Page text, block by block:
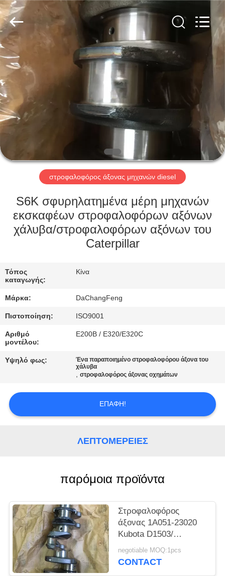
ΑΡΧΙΚΉ
ΣΕΛΊΔΑ
ΠΡΟΪΌΝΤΑ
ΣΧΕΤΙΚΆ
ΜΕ
ΕΜΆΣ
ΕΡΓΟΣΤΆΣΙΟ
ΠΕΡΙΉΓΗΣΗ
ΕΠΙΚΟΙΝΩΝΉΣΤΕ
ΜΑΖΊ
ΜΑΣ
ΖΗΤΉΣΤΕ
ΑΠΌΣΠΑΣΜΑ
SITEMAP
Silk
Road
Enterprise
Management
Services
Co.,LTD.
All
Rights
Reserved.
στροφαλοφόρος άξονας μηχανών diesel
S6K σφυρηλατημένα μέρη μηχανών
εκσκαφέων στροφαλοφόρων αξόνων
χάλυβα/στροφαλοφόρων αξόνων του
Caterpillar
Τόπος
καταγωγής:
Κίνα
Μάρκα: DaChangFeng
Πιστοποίηση: ISO9001
Αριθμό
μοντέλου:
E200B / E320/E320C
Υψηλό φως:
Ένα παραποιημένο στροφαλοφόρου άξονα του
χάλυβα
,στροφαλοφόρος άξονας οχημάτων
ΕΠΑΦΉ!
ΛΕΠΤΟΜΈΡΕΙΕΣ
παρόμοια προϊόντα
Στροφαλοφόρος
άξονας 1A051-23020
Kubota D1503/
εκσκαφέας 3
στροφαλοφόρος
negotiable MOQ:1pcs
CONTACT